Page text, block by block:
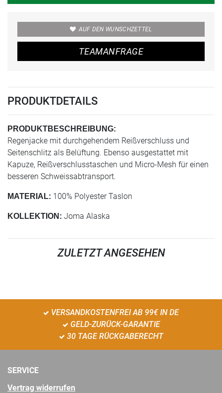
AUF DEN WUNSCHZETTEL
TEAMANFRAGE
PRODUKTDETAILS
PRODUKTBESCHREIBUNG:
Regenjacke mit durchgehendem Reißverschluss und
Seitenschlitz als Belüftung. Ebenso ausgestattet mit
Kapuze, Reißverschlusstaschen und Micro-Mesh für einen
besseren Schweissabtransport.
MATERIAL: 100% Polyester Taslon
KOLLEKTION: Joma Alaska
ZULETZT ANGESEHEN
VERSANDKOSTENFREI AB 99€ IN DE
GELD-ZURÜCK-GARANTIE
30 TAGE RÜCKGABERECHT
SERVICE
Vertrag widerrufen